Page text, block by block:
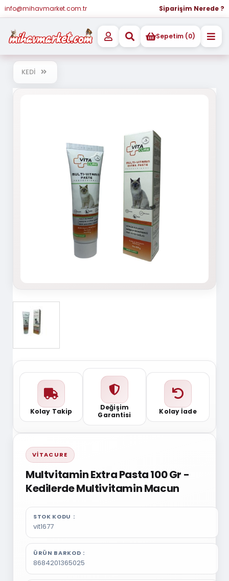
info@mihavmarket.com.tr Siparişim Nerede ?
Sepetim (0)
KEDİ
Kolay Takip
Değişim
Garantisi
Kolay İade
VITACURE
Multvitamin Extra Pasta 100 Gr -
Kedilerde Multivitamin Macun
STOK KODU
vit1677
ÜRÜN BARKOD
8684201365025